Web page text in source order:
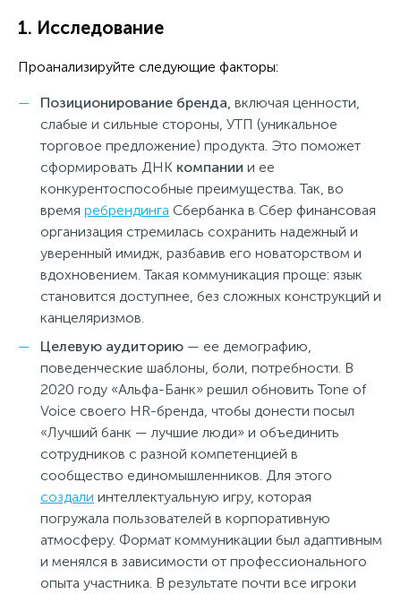
1. Исследование
Проанализируйте следующие факторы:
Позиционирование бренда, включая ценности,
слабые и сильные стороны, УТП (уникальное
торговое предложение) продукта. Это поможет
сформировать ДНК компании и ее
конкурентоспособные преимущества. Так, во
время ребрендинга Сбербанка в Сбер финансовая
организация стремилась сохранить надежный и
уверенный имидж, разбавив его новаторством и
вдохновением. Такая коммуникация проще: язык
становится доступнее, без сложных конструкций и
канцеляризмов.
Целевую аудиторию — ее демографию,
поведенческие шаблоны, боли, потребности. В
2020 году «Альфа-Банк» решил обновить Tone of
Voice своего HR-бренда, чтобы донести посыл
«Лучший банк — лучшие люди» и объединить
сотрудников с разной компетенцией в
сообщество единомышленников. Для этого
создали интеллектуальную игру, которая
погружала пользователей в корпоративную
атмосферу. Формат коммуникации был адаптивным
и менялся в зависимости от профессионального
опыта участника. В результате почти все игроки